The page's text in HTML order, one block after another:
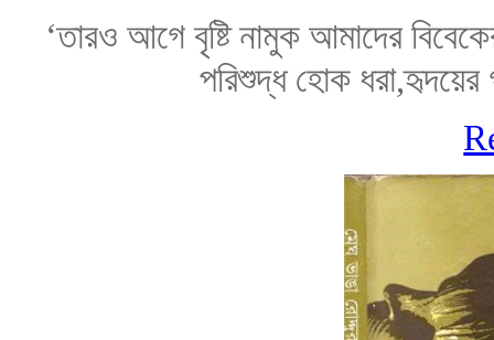
‘তারও আগে বৃষ্টি নামুক আমাদের
পরিশুদ্ধ হোক